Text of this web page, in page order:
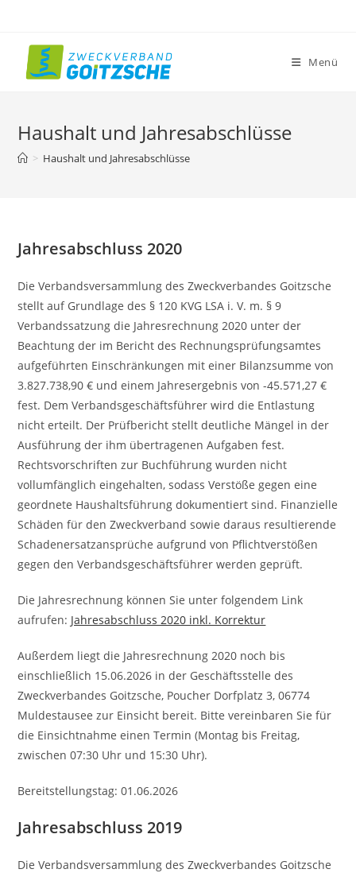
springen
Menü
Haushalt und Jahresabschlüsse
> Haushalt und Jahresabschlüsse
Jahresabschluss 2020
Die Verbandsversammlung des Zweckverbandes Goitzsche
stellt auf Grundlage des § 120 KVG LSA i. V. m. § 9
Verbandssatzung die Jahresrechnung 2020 unter der
Beachtung der im Bericht des Rechnungsprüfungsamtes
aufgeführten Einschränkungen mit einer Bilanzsumme von
3.827.738,90 € und einem Jahresergebnis von -45.571,27 €
fest. Dem Verbandsgeschäftsführer wird die Entlastung
nicht erteilt. Der Prüfbericht stellt deutliche Mängel in der
Ausführung der ihm übertragenen Aufgaben fest.
Rechtsvorschriften zur Buchführung wurden nicht
vollumfänglich eingehalten, sodass Verstöße gegen eine
geordnete Haushaltsführung dokumentiert sind. Finanzielle
Schäden für den Zweckverband sowie daraus resultierende
Schadenersatzansprüche aufgrund von Pflichtverstößen
gegen den Verbandsgeschäftsführer werden geprüft.
Die Jahresrechnung können Sie unter folgendem Link
aufrufen: Jahresabschluss 2020 inkl. Korrektur
Außerdem liegt die Jahresrechnung 2020 noch bis
einschließlich 15.06.2026 in der Geschäftsstelle des
Zweckverbandes Goitzsche, Poucher Dorfplatz 3, 06774
Muldestausee zur Einsicht bereit. Bitte vereinbaren Sie für
die Einsichtnahme einen Termin (Montag bis Freitag,
zwischen 07:30 Uhr und 15:30 Uhr).
Bereitstellungstag: 01.06.2026
Jahresabschluss 2019
Die Verbandsversammlung des Zweckverbandes Goitzsche